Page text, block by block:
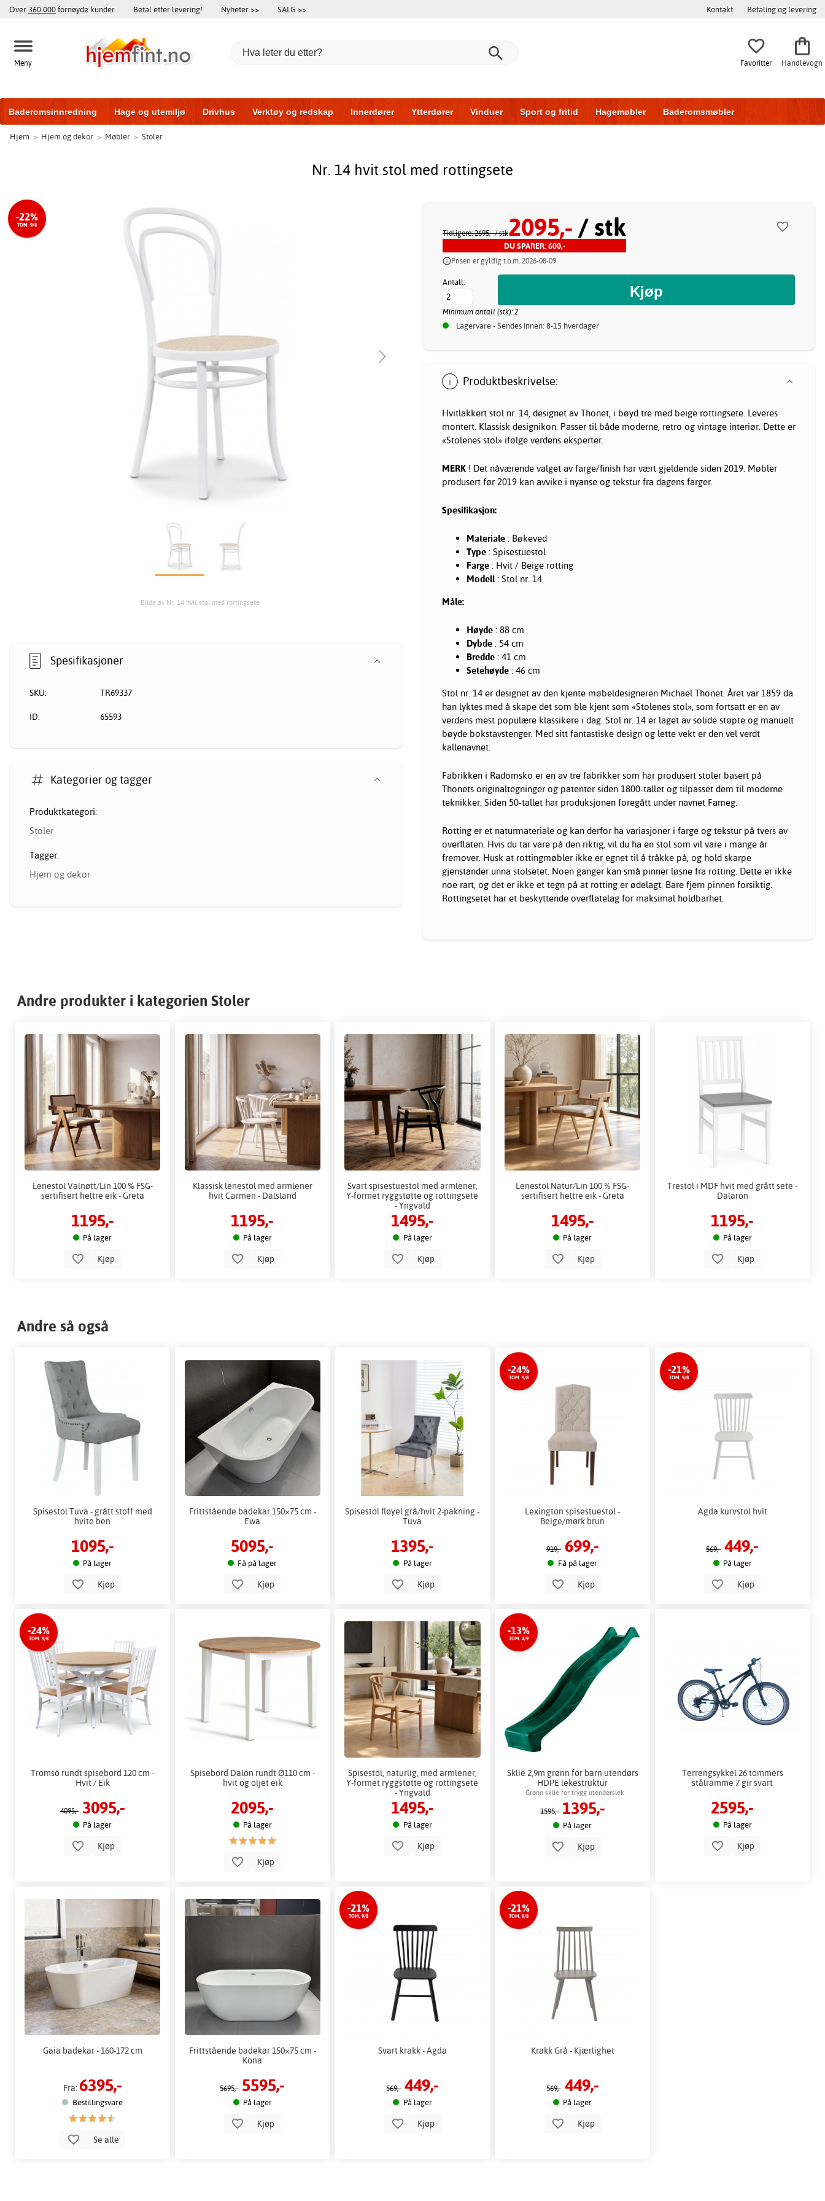
Over 360 000fornøyde kunder Betal etter levering! Nyheter >> SALG >> Kontakt Betaling og levering
Meny Favoritter Handlevogn
Baderomsinnredning Hage og utemiljø Drivhus Verktøy og redskap Innerdører Ytterdører Vinduer Sport og fritid Hagemøbler Baderomsmøbler
Hytter og friggeboder Hjem og innredning
Hjem > Hjem og dekor > Møbler > Stoler
Nr. 14 hvit stol med rottingsete
-22%
TOM. 9/8
Bilde av Nr. 14 hvit stol med rottingsete
Tidligere: 2695,-/ stk2095,- / stk
DU SPARER: 600,-
Prisen er gyldig t.o.m. 2026-08-09
Antall:
Minimum antall (stk): 2
Lagervare - Sendes innen: 8-15 hverdager
Produktbeskrivelse:
Hvitlakkert stol nr. 14, designet av Thonet, i bøyd tre med beige rottingsete. Leveres
montert. Klassisk designikon. Passer til både moderne, retro og vintage interiør. Dette er
«Stolenes stol» ifølge verdens eksperter.
MERK ! Det nåværende valget av farge/finish har vært gjeldende siden 2019. Møbler
produsert før 2019 kan avvike i nyanse og tekstur fra dagens farger.
Spesifikasjon:
Materiale : Bøkeved
Type : Spisestuestol
Farge : Hvit / Beige rotting
Modell : Stol nr. 14
Måle:
Høyde : 88 cm
Dybde : 54 cm
Bredde : 41 cm
Setehøyde : 46 cm
Stol nr. 14 er designet av den kjente møbeldesigneren Michael Thonet. Året var 1859 da
han lyktes med å skape det som ble kjent som «Stolenes stol», som fortsatt er en av
verdens mest populære klassikere i dag. Stol nr. 14 er laget av solide støpte og manuelt
bøyde bokstavstenger. Med sitt fantastiske design og lette vekt er den vel verdt
kallenavnet.
Fabrikken i Radomsko er en av tre fabrikker som har produsert stoler basert på
Thonets originaltegninger og patenter siden 1800-tallet og tilpasset dem til moderne
teknikker. Siden 50-tallet har produksjonen foregått under navnet Fameg.
Rotting er et naturmateriale og kan derfor ha variasjoner i farge og tekstur på tvers av
overflaten. Hvis du tar vare på den riktig, vil du ha en stol som vil vare i mange år
fremover. Husk at rottingmøbler ikke er egnet til å tråkke på, og hold skarpe
gjenstander unna stolsetet. Noen ganger kan små pinner løsne fra rotting. Dette er ikke
noe rart, og det er ikke et tegn på at rotting er ødelagt. Bare fjern pinnen forsiktig.
Rottingsetet har et beskyttende overflatelag for maksimal holdbarhet.
Spesifikasjoner
SKU: TR69337
ID: 65593
Kategorier og tagger
Produktkategori:
Stoler
Tagger:
Hjem og dekor
Andre produkter i kategorien Stoler
Lenestol Valnøtt/Lin 100 % FSG-
sertifisert heltre eik - Greta
1195,-
På lager
Kjøp
Klassisk lenestol med armlener
hvit Carmen - Dalsland
1195,-
På lager
Kjøp
Svart spisestuestol med armlener,
Y-formet ryggstøtte og rottingsete
- Yngvald
1495,-
På lager
Kjøp
Lenestol Natur/Lin 100 % FSG-
sertifisert heltre eik - Greta
1495,-
På lager
Kjøp
Trestol i MDF hvit med grått sete -
Dalarön
1195,-
På lager
Kjøp
Andre så også
Spisestol Tuva - grått stoff med
hvite ben
1095,-
På lager
Kjøp
Frittstående badekar 150×75 cm -
Ewa
5095,-
Få på lager
Kjøp
Spisestol fløyel grå/hvit 2-pakning -
Tuva
1395,-
På lager
Kjøp
-24%
TOM. 9/8
Lexington spisestuestol -
Beige/mørk brun
919,- 699,-
Få på lager
Kjøp
-21%
TOM. 9/8
Agda kurvstol hvit
569,- 449,-
På lager
Kjøp
-24%
TOM. 9/8
Tromsö rundt spisebord 120 cm -
Hvit / Eik
4095,- 3095,-
På lager
Kjøp
Spisebord Dalön rundt Ø110 cm -
hvit og oljet eik
2095,-
På lager
Kjøp
Spisestol, naturlig, med armlener,
Y-formet ryggstøtte og rottingsete
- Yngvald
1495,-
På lager
Kjøp
-13%
TOM. 4/9
Sklie 2,9m grønn for barn utendørs
HDPE lekestruktur
Grønn sklie for trygg utendørslek
1595,- 1395,-
På lager
Kjøp
Terrengsykkel 26 tommers
stålramme 7 gir svart
2595,-
På lager
Kjøp
Gaia badekar - 160-172 cm
Fra: 6395,-
Bestillingsvare
Se alle
Frittstående badekar 150×75 cm -
Kona
5695,- 5595,-
På lager
Kjøp
-21%
TOM. 9/8
Svart krakk - Agda
569,- 449,-
På lager
Kjøp
-21%
TOM. 9/8
Krakk Grå - Kjærlighet
569,- 449,-
På lager
Kjøp